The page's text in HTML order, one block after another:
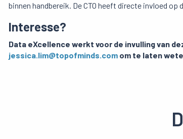
binnen handbereik. De CTO heeft directe invloed
Interesse?
Data eXcellence werkt voor de invulling van
jessica.lim@topofminds.com om te laten